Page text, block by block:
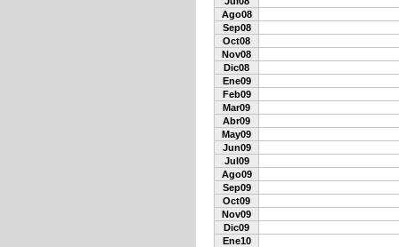
Ago08
Sep08
Oct08
Nov08
Dic08
Ene09
Feb09
Mar09
Abr09
May09
Jun09
Jul09
Ago09
Sep09
Oct09
Nov09
Dic09
Ene10